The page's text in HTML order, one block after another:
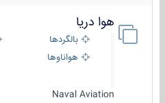
هوا دریا
بالگردها
هواناوها
Naval Aviation